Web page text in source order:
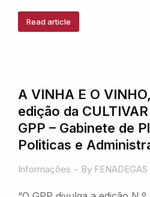
Read article
A VINHA E O
edição da
GPP – Gabinete de
Politicas e
Informações By FENADEGAS